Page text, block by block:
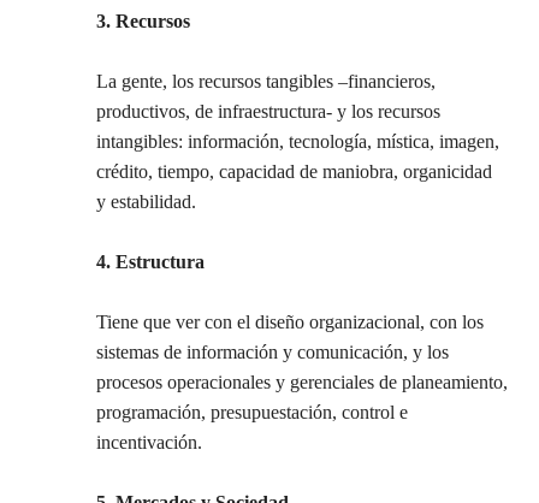
3. Recursos
La gente, los recursos tangibles –financieros,
productivos, de infraestructura- y los recursos
intangibles: información, tecnología, mística, imagen,
crédito, tiempo, capacidad de maniobra, organicidad
y estabilidad.
4. Estructura
Tiene que ver con el diseño organizacional, con los
sistemas de información y comunicación, y los
procesos operacionales y gerenciales de planeamiento,
programación, presupuestación, control e
incentivación.